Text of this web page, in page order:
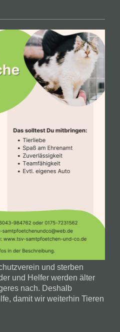
und sterben
und Helfer werden älter
nach. Deshalb
damit wir weiterhin Tieren